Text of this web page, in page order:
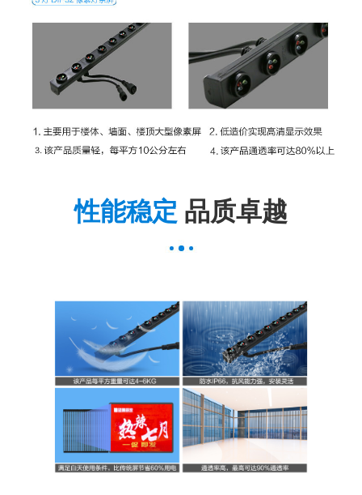
性能稳定 品质卓越